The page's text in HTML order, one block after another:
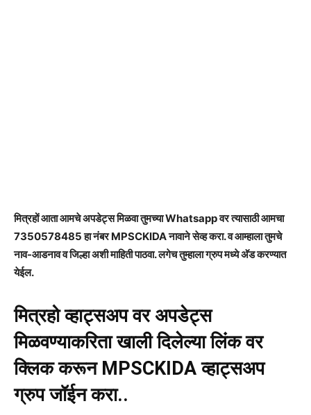
मित्रहों आता आमचे अपडेट्स मिळवा तुमच्या Whatsapp वर त्यासाठी आमचा
7350578485 हा नंबर MPSCKIDA नावाने सेव्ह करा. व आम्हाला तुमचे
नाव-आडनाव व जिल्हा अशी माहिती पाठवा. लगेच तुम्हाला ग्रुप मध्ये अ‍ॅड करण्यात
येईल.
मित्रहो व्हाट्सअप वर अपडेट्स
मिळवण्याकरिता खाली दिलेल्या लिंक वर
क्लिक करून MPSCKIDA व्हाट्सअप
ग्रुप जॉईन करा..